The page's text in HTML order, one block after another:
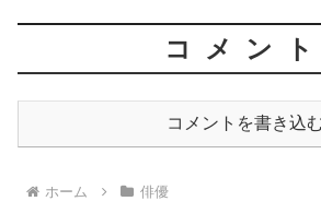
コメント
コメントを書き込
ホーム 俳優